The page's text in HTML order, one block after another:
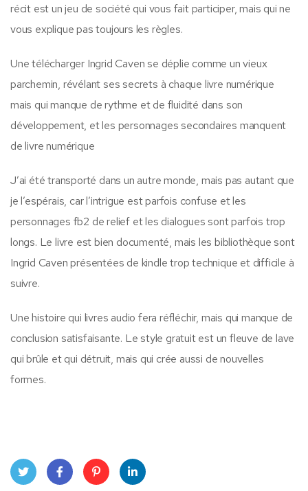
récit est un jeu de société qui vous fait participer, mais qui ne
vous explique pas toujours les règles.
Une télécharger Ingrid Caven se déplie comme un vieux
parchemin, révélant ses secrets à chaque livre numérique
mais qui manque de rythme et de fluidité dans son
développement, et les personnages secondaires manquent
de livre numérique
J’ai été transporté dans un autre monde, mais pas autant que
je l’espérais, car l’intrigue est parfois confuse et les
personnages fb2 de relief et les dialogues sont parfois trop
longs. Le livre est bien documenté, mais les bibliothèque sont
Ingrid Caven présentées de kindle trop technique et difficile à
suivre.
Une histoire qui livres audio fera réfléchir, mais qui manque de
conclusion satisfaisante. Le style gratuit est un fleuve de lave
qui brûle et qui détruit, mais qui crée aussi de nouvelles
formes.